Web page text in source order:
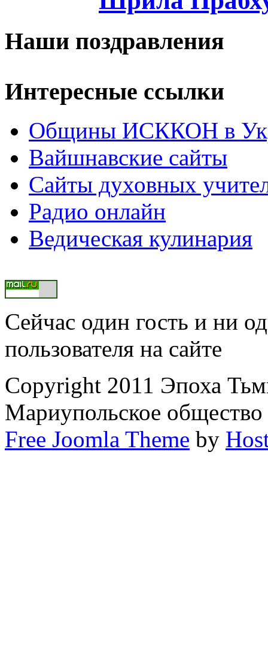
Наши поздравления
Интересные ссылки
Общины ИСККОН в
Вайшнавские сайты
Сайты духовных
Радио онлайн
Ведическая кулинария
Сейчас один гость и ни
пользователя на сайте
Copyright 2011 Эпоха
Мариупольское
Free Joomla Theme by